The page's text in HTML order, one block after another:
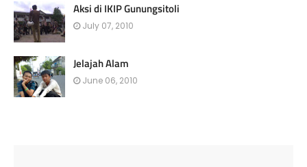
Aksi di IKIP Gunungsitoli
July 07, 2010
Jelajah Alam
June 06, 2010